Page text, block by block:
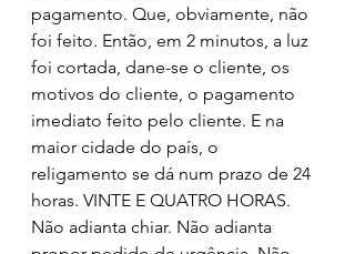
pagamento. Que, obviamente, não
foi feito. Então, em 2 minutos, a luz
foi cortada, dane-se o cliente, os
motivos do cliente, o pagamento
imediato feito pelo cliente. E na
maior cidade do país, o
religamento se dá num prazo de 24
horas. VINTE E QUATRO HORAS.
Não adianta chiar. Não adianta